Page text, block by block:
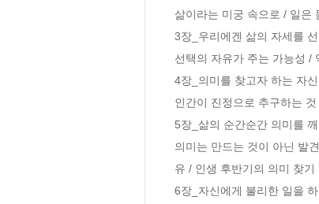
삶이라는 미궁 속으로 / 일은
3장_우리에겐 삶의 자세를
선택의 자유가 주는 가능성 /
4장_의미를 찾고자 하는 자
인간이 진정으로 추구하는
5장_삶의 순간순간 의미를
의미는 만드는 것이 아닌 발
유 / 인생 후반기의 의미 찾기
6장_자신에게 불리한 일을